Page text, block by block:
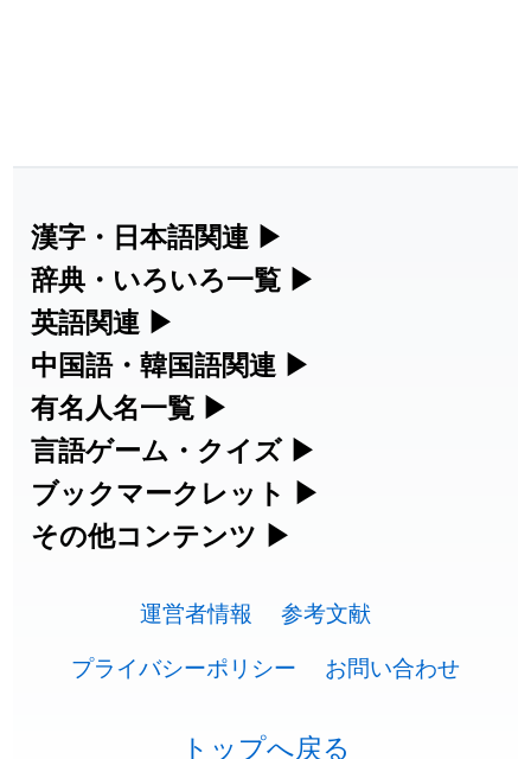
漢字・日本語関連 ▶
漢字の読み方検索、手書き入力、書き順
練習など、日本語学習に役立つツールを
集めています。
人名漢字辞典 - 読み方検索
手書き漢字入力
ひらがなの書き方・書き順
辞典・いろいろ一覧 ▶
部首・画数別の漢字一覧、熟語辞典、地
名・駅名検索など、各種リファレンスツ
ールです。
部首画数別漢字一覧
常用漢字一覧
人名用漢字一覧
画数別なまえ漢字一覧
英語関連 ▶
カタカナ語・略語の意味検索、発音記
号、リスニング練習など英語学習ツール
です。
カタカナ語の意味・発音・類語辞典
英語の発音記号一覧
英単語リスニングテスト
イメージ化する英単語の覚え方
中国語・韓国語関連 ▶
中国語のピンイン変換、韓国語の手書き
入力など、アジア言語学習ツールです。
手書き中国語入力 変換ツール
韓国語手書き入力
有名人名一覧 ▶
海外セレブやスポーツ選手の名前の読み
方・発音を確認できます。
プレミアリーグ選手名一覧
WEリーグ選手名一覧
言語ゲーム・クイズ ▶
四字熟語パズルや漢字クイズなど、楽し
みながら学べるゲームです。
漢字ゲーム一覧
有名人名前読みクイズ（毎日更新）
四字熟語デイリー穴埋めクイズ（毎日
ブックマークレット ▶
ブラウザに登録して、どのサイトからで
す。
その他コンテンツ ▶
その他の便利ツールです。
運営者情報
参考文献
プライバシーポリシー
お問い合わせ
トップへ戻る